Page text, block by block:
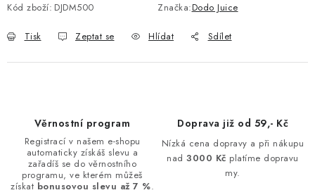
Kód zboží: DJDM500 Značka:Dodo Juice
Tisk Zeptat se Hlídat Sdílet
Věrnostní program
Registrací v našem e-shopu
automaticky získáš slevu a
zařadíš se do věrnostního
programu, ve kterém můžeš
získat bonusovou slevu až 7 %.
Doprava již od 59,- Kč
Nízká cena dopravy a při nákupu
nad3000 Kč platíme dopravu
my.